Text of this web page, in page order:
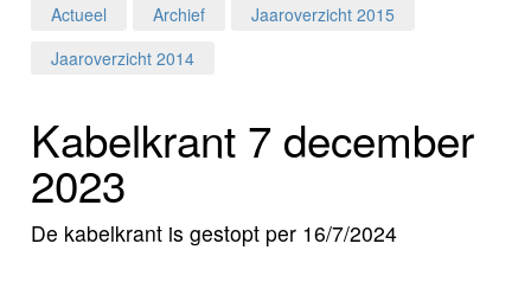
Programma's
Actueel Archief
Jaaroverzicht 2015
Jaaroverzicht 2014
Kabelkrant 7 december
2023
De kabelkrant is gestopt per 16/7/2024